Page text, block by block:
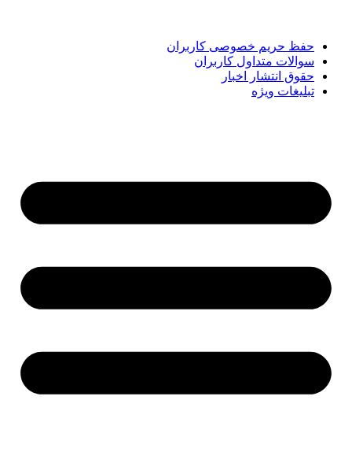
حفظ حریم خصوصی کاربران
سوالات متداول کاربران
حقوق انتشار اخبار
تبلیغات ویژه